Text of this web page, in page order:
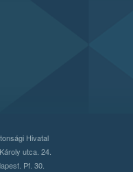
Hivatal
utca. 24.
Pf. 30.